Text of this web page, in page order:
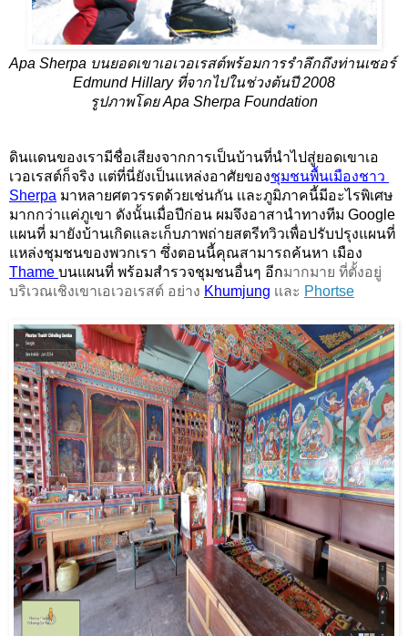
Apa Sherpa บนยอดเขาเอเวอเรสต์พร้อมการรำลึกถึงท่านเซอร์
Edmund Hillary ที่จากไปในช่วงต้นปี 2008
รูปภาพโดย Apa Sherpa Foundation
ดินเเดนของเรามีชื่อเสียงจากการเป็นบ้านที่นำไปสู่ยอดเขาเอ
เวอเรสต์ก็จริง เเต่ที่นี่ยังเป็นแหล่งอาศัยของชุมชนพื้นเมืองชาว
Sherpa มาหลายศตวรรตด้วยเช่นกัน เเละภูมิภาคนี้มีอะไรพิเศษ
มากกว่าเเค่ภูเขา ดังนั้นเมื่อปีก่อน ผมจึงอาสานำทางทีม Google
แผนที่ มายังบ้านเกิดเเละเก็บภาพถ่ายสตรีทวิวเพื่อปรับปรุงแผนที่
Thame บนแผนที่ พร้อมสำรวจชุมชนอื่นๆ อีกมากมาย ที่ตั้งอยู่
บริเวณเชิงเขาเอเวอเรสต์ อย่าง Khumjung เเละ Phortse